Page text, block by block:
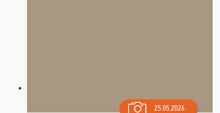
25.05.2026